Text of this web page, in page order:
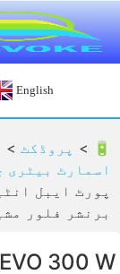
English
🔋 > پروڈکٹ >
اسمارٹ بیٹری
پورٹ ایبل
برنشر فلور